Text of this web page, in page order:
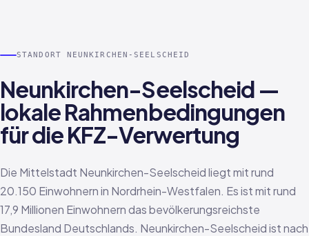
STANDORT NEUNKIRCHEN-SEELSCHEID
Neunkirchen-Seelscheid —
lokale Rahmenbedingungen
für die KFZ-Verwertung
Die Mittelstadt Neunkirchen-Seelscheid liegt mit rund
20.150 Einwohnern in Nordrhein-Westfalen. Es ist mit rund
17,9 Millionen Einwohnern das bevölkerungsreichste
Bundesland Deutschlands. Neunkirchen-Seelscheid ist nach